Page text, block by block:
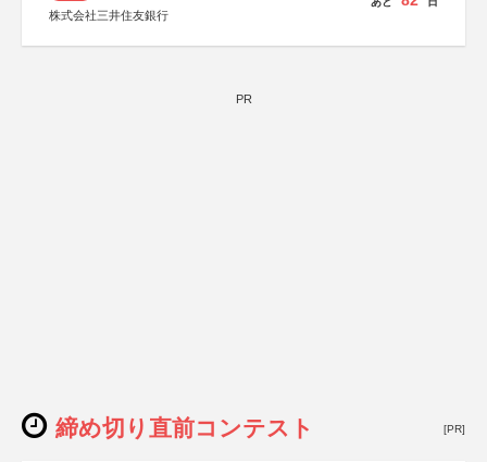
株式会社三井住友銀行
PR
締め切り直前コンテスト [PR]